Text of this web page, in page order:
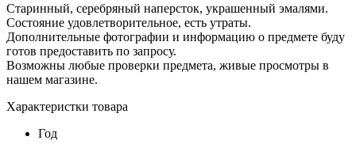
Старинный, серебряный наперсток, украшенный эмалями.
Состояние удовлетворительное, есть утраты.
Дополнительные фотографии и информацию о предмете буду
готов предоставить по запросу.
Возможны любые проверки предмета, живые просмотры в
нашем магазине.
Характеристки товара
Год